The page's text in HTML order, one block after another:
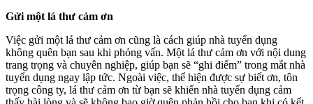
Gửi một lá thư cảm ơn
Việc gửi một lá thư cảm ơn cũng là cách giúp nhà tuyển dụng
không quên bạn sau khi phỏng vấn. Một lá thư cảm ơn với nội dung
trang trọng và chuyên nghiệp, giúp bạn sẽ “ghi điểm” trong mắt nhà
tuyển dụng ngay lập tức. Ngoài việc, thể hiện được sự biết ơn, tôn
trọng công ty, lá thư cảm ơn từ bạn sẽ khiến nhà tuyển dụng cảm